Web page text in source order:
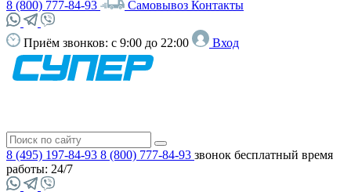
8 (800) 777-84-93
Самовывоз Контакты
Приём звонков: с 9:00 до 22:00 Вход
8 (495) 197-84-93 8 (800) 777-84-93 звонок бесплатный время
работы: 24/7